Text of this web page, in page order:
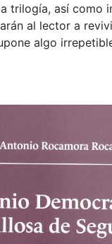
trilogía, así como
al lector a
algo